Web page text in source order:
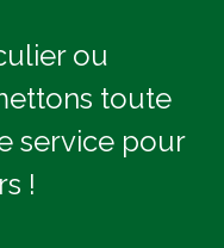
ou
toute
service pour
!